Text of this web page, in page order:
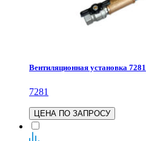
Вентиляционная установка 7281
7281
ЦЕНА ПО ЗАПРОСУ